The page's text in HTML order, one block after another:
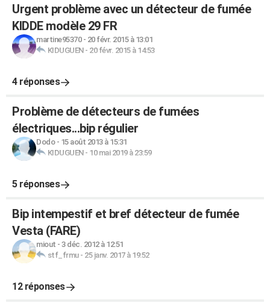
Urgent problème avec un détecteur de fumée
KIDDE modèle 29 FR
martine95370- 20 févr. 2015 à 13:01
KIDUGUEN- 20 févr. 2015 à 14:53
4 réponses
Problème de détecteurs de fumées
électriques...bip régulier
Dodo- 15 août 2013 à 15:31
KIDUGUEN- 10 mai 2019 à 23:59
5 réponses
Bip intempestif et bref détecteur de fumée
Vesta (FARE)
miout - 3 déc. 2012 à 12:51
stf_frmu- 25 janv. 2017 à 19:52
12 réponses